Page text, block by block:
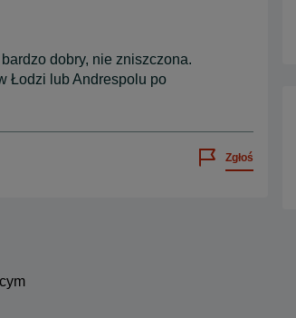
dobry, nie zniszczona.
Łodzi lub Andrespolu po
Zgłoś